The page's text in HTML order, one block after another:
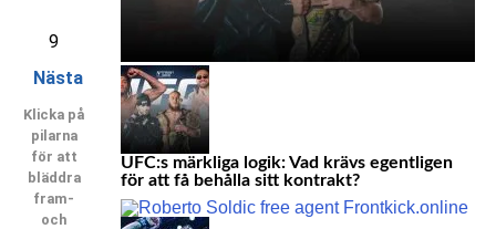
9
Nästa
Klicka på
pilarna
för att
bläddra
fram-
och
UFC:s märkliga logik: Vad krävs egentligen
för att få behålla sitt kontrakt?